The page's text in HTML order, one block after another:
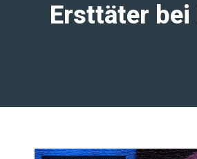
Ersttäter bei